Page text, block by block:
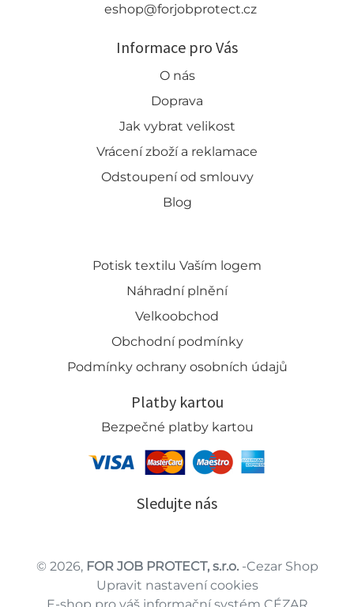
eshop@forjobprotect.cz
Informace pro Vás
O nás
Doprava
Jak vybrat velikost
Vrácení zboží a reklamace
Odstoupení od smlouvy
Blog
Potisk textilu Vaším logem
Náhradní plnění
Velkoobchod
Obchodní podmínky
Podmínky ochrany osobních údajů
Platby kartou
Bezpečné platby kartou
Sledujte nás
© 2026, FOR JOB PROTECT, s.r.o.-Cezar Shop
Upravit nastavení cookies
E-shop pro váš informační systém CÉZAR